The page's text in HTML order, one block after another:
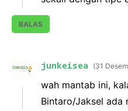
BALAS
junkeisea 31
wah mantab ini,
Bintaro/Jaksel ada